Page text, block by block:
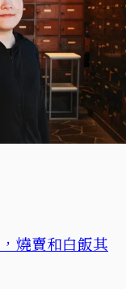
燒賣和白飯其